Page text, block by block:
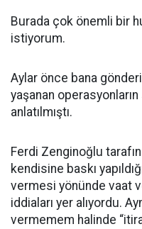
Burada çok önemli bir
istiyorum.
Aylar önce bana
yaşanan
anlatılmıştı.
Ferdi Zenginoğlu
kendisine baskı
vermesi yönünde vaat
iddiaları yer alıyordu.
vermemem halinde